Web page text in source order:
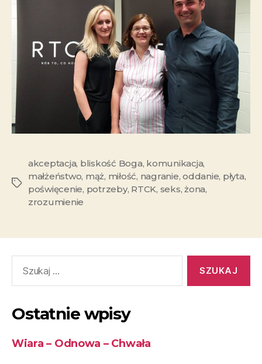
akceptacja, bliskość Boga, komunikacja,
małżeństwo, mąż, miłość, nagranie,oddanie, płyta,
poświęcenie, potrzeby, RTCK, seks,żona,
zrozumienie
Ostatnie wpisy
Wiara – Odnowa – Chwała